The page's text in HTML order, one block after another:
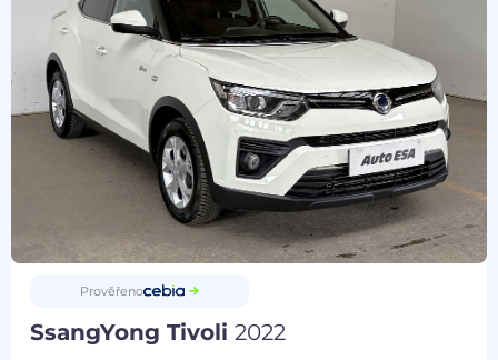
Prověřeno
SsangYong Tivoli2022